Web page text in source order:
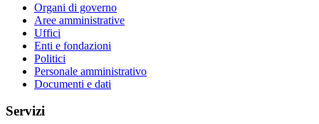
Organi di governo
Aree amministrative
Uffici
Enti e fondazioni
Politici
Personale amministrativo
Documenti e dati
Servizi